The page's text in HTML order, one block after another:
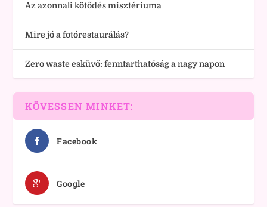
Az azonnali kötődés misztériuma
Mire jó a fotórestaurálás?
Zero waste esküvő: fenntarthatóság a nagy napon
KÖVESSEN MINKET:
Facebook
Google